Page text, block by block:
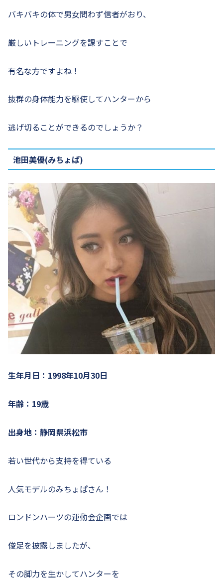
バキバキの体で男女問わず信者がおり、
厳しいトレーニングを課すことで
有名な方ですよね！
抜群の身体能力を駆使してハンターから
逃げ切ることができるのでしょうか？
池田美優(みちょぱ)
生年月日：1998年10月30日
年齢：19歳
出身地：静岡県浜松市
若い世代から支持を得ている
人気モデルのみちょぱさん！
ロンドンハーツの運動会企画では
俊足を披露しましたが、
その脚力を生かしてハンターを